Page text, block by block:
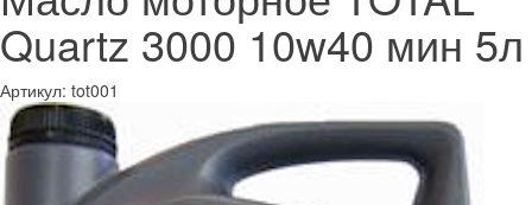
Quartz 3000 10w40 мин 5л
Артикул: tot001